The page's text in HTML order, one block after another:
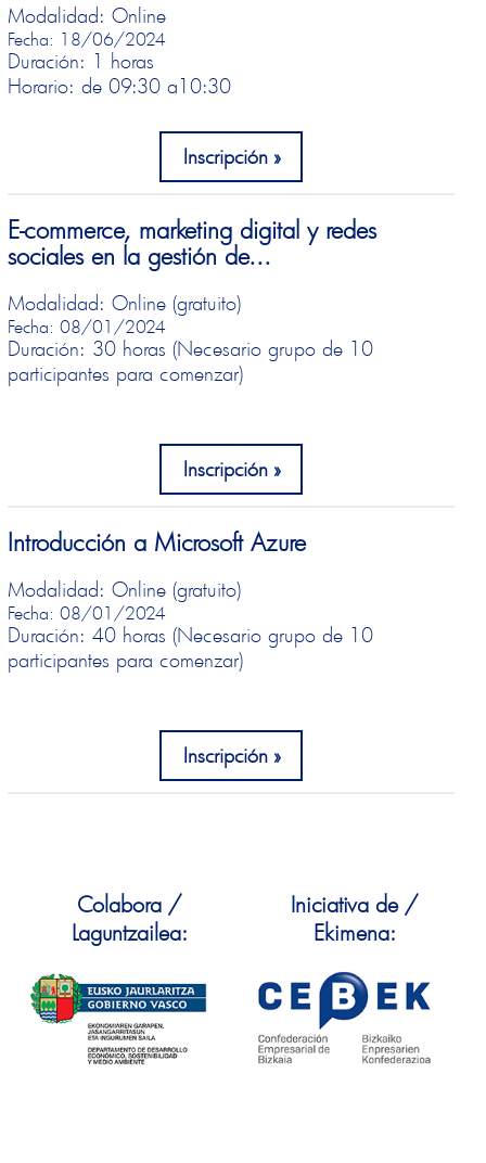
Modalidad: Online
Fecha: 18/06/2024
Duración: 1 horas
Horario: de 09:30 a10:30
Inscripción
E-commerce, marketing digital y redes
sociales en la gestión de...
Modalidad: Online (gratuito)
Fecha: 08/01/2024
Duración: 30 horas (Necesario grupo de 10
participantes para comenzar)
Inscripción
Introducción a Microsoft Azure
Modalidad: Online (gratuito)
Fecha: 08/01/2024
Duración: 40 horas (Necesario grupo de 10
participantes para comenzar)
Inscripción
Colabora /
Laguntzailea:
Iniciativa de /
Ekimena: